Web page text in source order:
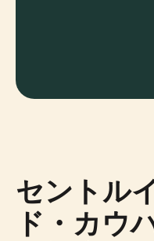
セントル
ド・カウ